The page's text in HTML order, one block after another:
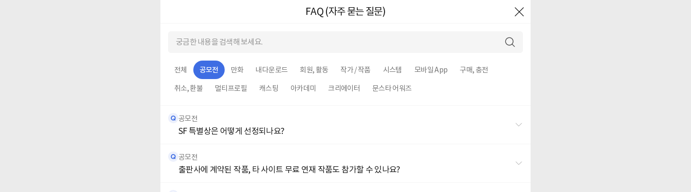
FAQ (자주 묻는 질문)
전체 공모전 만화 내다운로드 회원, 활동 작가 / 작품 시스템 모바일 App
구매, 충전
취소, 환불
멀티프로필 캐스팅 아카데미 크리에이터 문스타 어워즈
공모전
SF 특별상은 어떻게 선정되나요?
공모전
출판사에 계약된 작품, 타 사이트 무료 연재 작품도 참가할 수 있나요?